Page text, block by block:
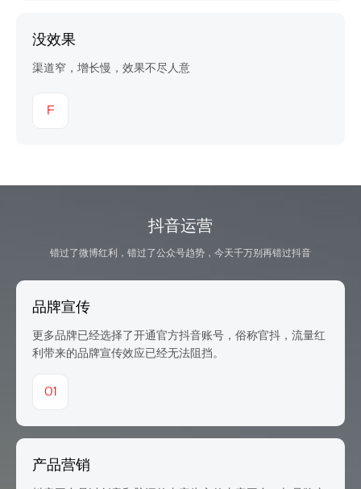
没效果
渠道窄，增长慢，效果不尽人意
F
抖音运营
错过了微博红利，错过了公众号趋势，今天千万别再错过抖音
品牌宣传
更多品牌已经选择了开通官方抖音账号，俗称官抖，流量红
利带来的品牌宣传效应已经无法阻挡。
01
产品营销